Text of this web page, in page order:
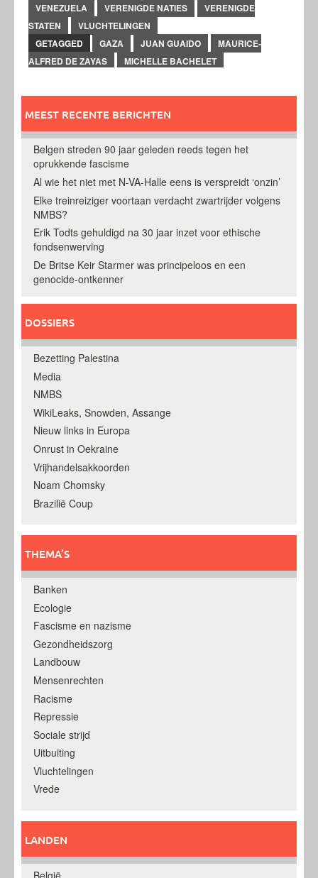
VENEZUELA
VERENIGDE NATIES
VERENIGDE
STATEN
VLUCHTELINGEN
GETAGGED
GAZA JUAN GUAIDO
MAURICE-
ALFRED DE ZAYAS
MICHELLE BACHELET
MEEST RECENTE BERICHTEN
Belgen streden 90 jaar geleden reeds tegen het
oprukkende fascisme
Al wie het niet met N-VA-Halle eens is verspreidt ‘onzin’
Elke treinreiziger voortaan verdacht zwartrijder volgens
NMBS?
Erik Todts gehuldigd na 30 jaar inzet voor ethische
fondsenwerving
De Britse Keir Starmer was principeloos en een
genocide-ontkenner
DOSSIERS
Bezetting Palestina
Media
NMBS
WikiLeaks, Snowden, Assange
Nieuw links in Europa
Onrust in Oekraine
Vrijhandelsakkoorden
Noam Chomsky
Brazilië Coup
THEMA’S
Banken
Ecologie
Fascisme en nazisme
Gezondheidszorg
Landbouw
Mensenrechten
Racisme
Repressie
Sociale strijd
Uitbuiting
Vluchtelingen
Vrede
LANDEN
België